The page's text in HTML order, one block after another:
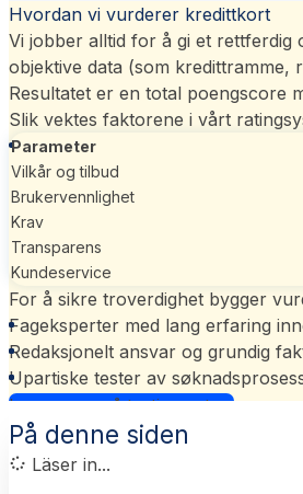
Hvordan vi vurderer kredittkort
Vi jobber alltid for å gi et
objektive data (som
Resultatet er en total poengscore
Slik vektes faktorene i vårt
Parameter
Vilkår og tilbud
Brukervennlighet
Krav
Transparens
Kundeservice
For å sikre troverdighet bygger
Fageksperter med lang erfaring
Redaksjonelt ansvar og grundig
Upartiske tester av
Les mer om vårt ratingsystem
På denne siden
Läser in...